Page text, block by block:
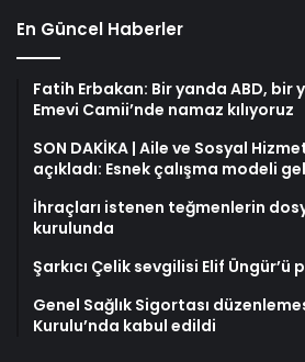
En Güncel Haberler
Fatih Erbakan: Bir yanda ABD, bir
Emevi Camii’nde namaz kılıyoruz
SON DAKİKA | Aile ve Sosyal
açıkladı: Esnek çalışma modeli
İhraçları istenen teğmenlerin
kurulunda
Şarkıcı Çelik sevgilisi Elif Üngür’ü
Genel Sağlık Sigortası
Kurulu’nda kabul edildi